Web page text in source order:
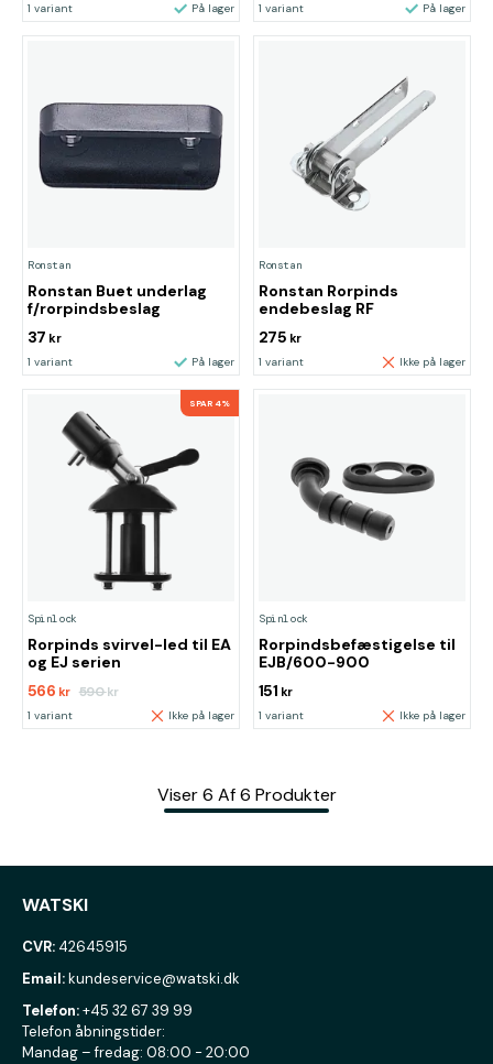
1 variant På lager 1 variant På lager
Ronstan
Ronstan Buet underlag
f/rorpindsbeslag
37 kr
1 variant På lager
Ronstan
Ronstan Rorpinds
endebeslag RF
275 kr
1 variant Ikke på lager
SPAR 4%
Spinlock
Rorpinds svirvel-led til EA
og EJ serien
566 kr 590kr
1 variant Ikke på lager
Spinlock
Rorpindsbefæstigelse til
EJB/600-900
151 kr
1 variant Ikke på lager
Viser 6 Af 6 Produkter
WATSKI
CVR: 42645915
Email:kundeservice@watski.dk
Telefon:+45 32 67 39 99
Telefon åbningstider:
Mandag – fredag: 08:00 - 20:00